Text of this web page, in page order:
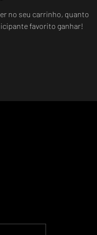
no seu carrinho, quanto
favorito ganhar!